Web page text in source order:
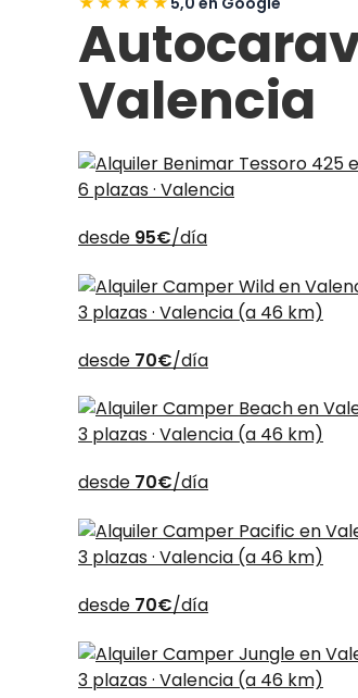
Valencia
6 plazas · Valencia
desde 95€/día
3 plazas · Valencia (a 46 km)
desde 70€/día
3 plazas · Valencia (a 46 km)
desde 70€/día
3 plazas · Valencia (a 46 km)
desde 70€/día
3 plazas · Valencia (a 46 km)